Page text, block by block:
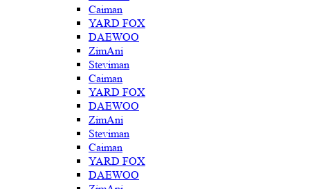
Caiman
YARD FOX
DAEWOO
ZimAni
Steviman
Caiman
YARD FOX
DAEWOO
ZimAni
Steviman
Caiman
YARD FOX
DAEWOO